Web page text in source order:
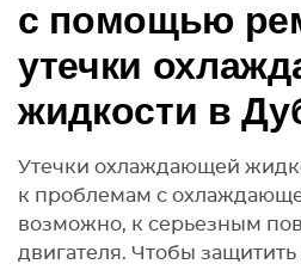
с помощью
утечки
жидкости в
Утечки охлаждающей
к проблемам с
возможно, к серьезным
двигателя. Чтобы